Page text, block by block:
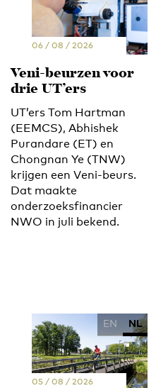
06 / 08 / 2026
Veni-beurzen voor
drie UT’ers
UT’ers Tom Hartman
(EEMCS), Abhishek
Purandare (ET) en
Chongnan Ye (TNW)
krijgen een Veni-beurs.
Dat maakte
onderzoeksfinancier
NWO in juli bekend.
EN NL
05 / 08 / 2026